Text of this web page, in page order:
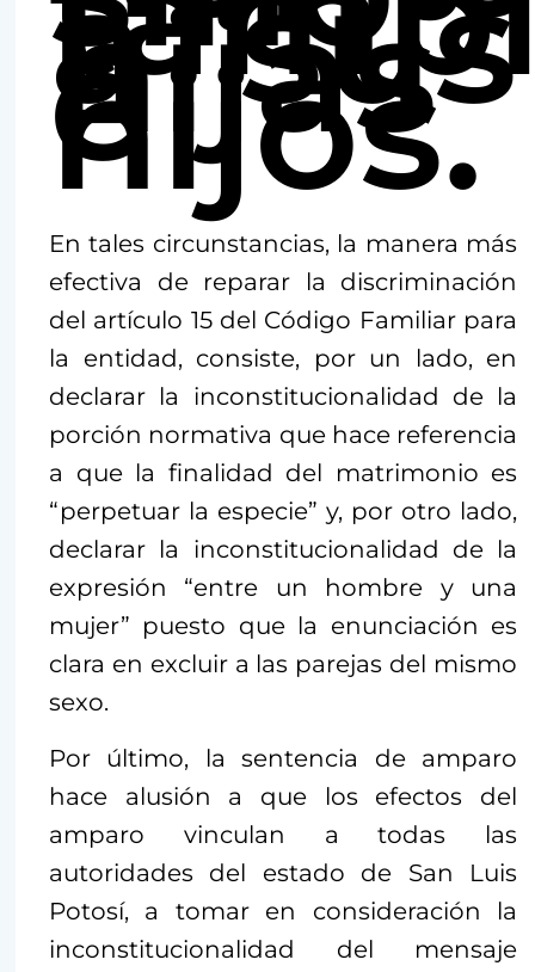
a sus
hijas
e
hijos.
En tales circunstancias, la manera más
efectiva de reparar la discriminación
del artículo 15 del Código Familiar para
la entidad, consiste, por un lado, en
declarar la inconstitucionalidad de la
porción normativa que hace referencia
a que la finalidad del matrimonio es
“perpetuar la especie” y, por otro lado,
declarar la inconstitucionalidad de la
expresión “entre un hombre y una
mujer” puesto que la enunciación es
clara en excluir a las parejas del mismo
sexo.
Por último, la sentencia de amparo
hace alusión a que los efectos del
amparo vinculan a todas las
autoridades del estado de San Luis
Potosí, a tomar en consideración la
inconstitucionalidad del mensaje